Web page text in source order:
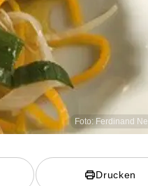
Foto: Ferdinand
Drucken